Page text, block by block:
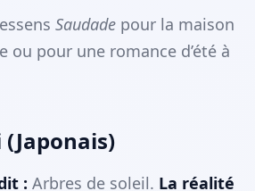
Saudade pour la maison
ou pour une romance d’été à
: Arbres de soleil. La réalité